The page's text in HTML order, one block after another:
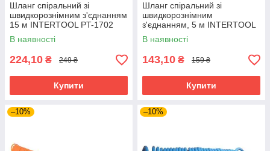
Шланг спіральний зі
швидкорознімним з'єднанням
15 м INTERTOOL PT-1702
В наявності
224,10 ₴ 249 ₴
Купити
Шланг спіральний зі
швидкорознімним
з'єднанням, 5 м INTERTOOL
PT-1703
В наявності
143,10 ₴ 159 ₴
Купити
–10% –10%